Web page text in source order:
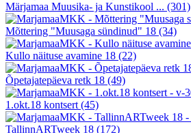
Märjamaa Muusika- ja Kunstikool ... (301)
Mõttering "Muusaga sündinud" 18 (34)
Kullo näituse avamine 18 (22)
Õpetajatepäeva retk 18 (49)
1.okt.18 kontsert (45)
TallinnARTweek 18 (172)